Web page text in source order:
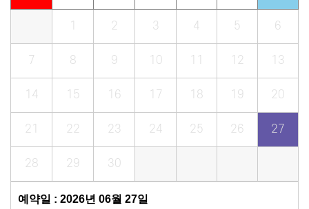
1 2 3 4 5 6
7 8 9 10 11 12 13
14 15 16 17 18 19 20
21 22 23 24 25 26 27
28 29 30
예약일 : 2026년 06월 27일